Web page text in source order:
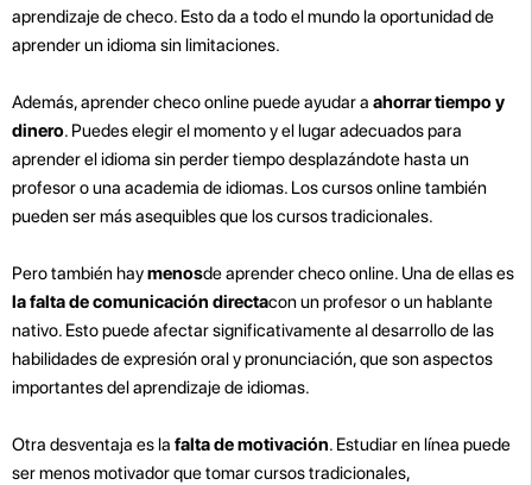
aprendizaje de checo. Esto da a todo el mundo la oportunidad de
aprender un idioma sin limitaciones.
Además, aprender checo online puede ayudar a ahorrar tiempo y
dinero. Puedes elegir el momento y el lugar adecuados para
aprender el idioma sin perder tiempo desplazándote hasta un
profesor o una academia de idiomas. Los cursos online también
pueden ser más asequibles que los cursos tradicionales.
Pero también haymenosde aprender checo online. Una de ellas es
la falta de comunicación directacon un profesor o un hablante
nativo. Esto puede afectar significativamente al desarrollo de las
habilidades de expresión oral y pronunciación, que son aspectos
importantes del aprendizaje de idiomas.
Otra desventaja es la falta de motivación. Estudiar en línea puede
ser menos motivador que tomar cursos tradicionales,